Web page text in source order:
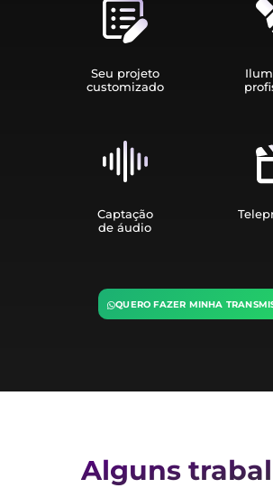
Seu projeto
customizado
Captação
de áudio
QUERO FAZER MINHA
Alguns